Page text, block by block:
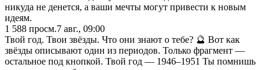
никуда не денется, а ваши мечты могут привести к новым
идеям.
1 588 просм.7 авг., 09:00
Твой год. Твои звёзды. Что они знают о тебе? 🔮 Вот как
звёзды описывают один из периодов. Только фрагмент —
остальное под кнопкой. Твой год — 1946–1951 Ты помнишь